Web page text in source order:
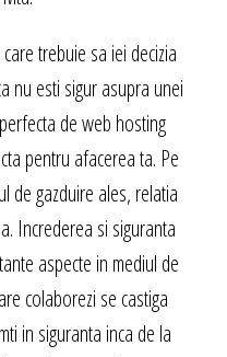
trebuie sa iei decizia
nu esti sigur asupra unei
de web hosting
pentru afacerea ta. Pe
de gazduire ales, relatia
Increderea si siguranta
aspecte in mediul de
colaborezi se castiga
in siguranta inca de la